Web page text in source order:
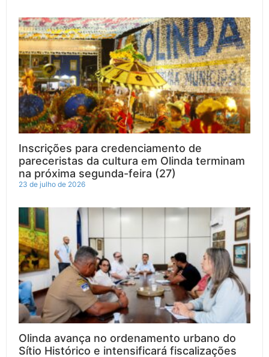
Inscrições para credenciamento de
pareceristas da cultura em Olinda terminam
na próxima segunda-feira (27)
23 de julho de 2026
Olinda avança no ordenamento urbano do
Sítio Histórico e intensificará fiscalizações